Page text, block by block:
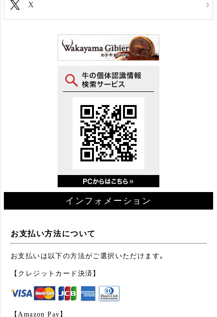
X
インフォメーション
お支払い方法について
お支払いは以下の方法がご選択いただけます｡
【クレジットカード決済】
【Amazon Pay】